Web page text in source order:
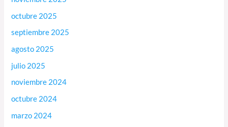
octubre 2025
septiembre 2025
agosto 2025
julio 2025
noviembre 2024
octubre 2024
marzo 2024